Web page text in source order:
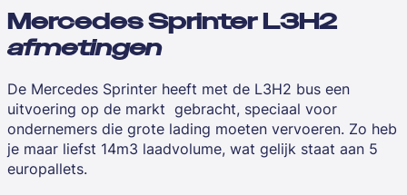
Mercedes Sprinter L3H2
afmetingen
De Mercedes Sprinter heeft met de L3H2 bus een
uitvoering op de markt gebracht, speciaal voor
ondernemers die grote lading moeten vervoeren. Zo heb
je maar liefst 14m3 laadvolume, wat gelijk staat aan 5
europallets.